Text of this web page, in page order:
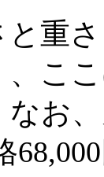
重さ
、こ
なお